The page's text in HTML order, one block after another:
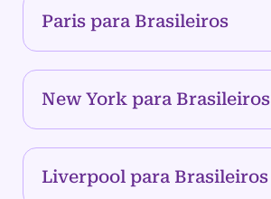
Paris para Brasileiros
New York para Brasileiros
Liverpool para Brasileiros